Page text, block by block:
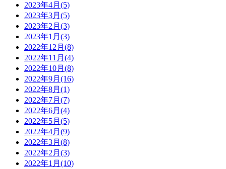
2023年4月(5)
2023年3月(5)
2023年2月(3)
2023年1月(3)
2022年12月(8)
2022年11月(4)
2022年10月(8)
2022年9月(16)
2022年8月(1)
2022年7月(7)
2022年6月(4)
2022年5月(5)
2022年4月(9)
2022年3月(8)
2022年2月(3)
2022年1月(10)